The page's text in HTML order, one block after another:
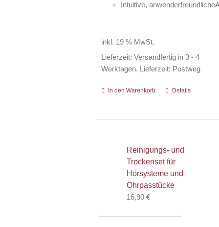
Intuitive,
inkl. 19 % MwSt.
Lieferzeit: Versandfertig in 3 - 4
Werktagen, Lieferzeit: Postweg
In den Warenkorb Details
Reinigungs- und
Trockenset für
Hörsysteme und
Ohrpasstücke
16,90€